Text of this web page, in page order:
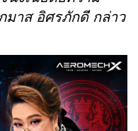
มาส อิศรภักดี กล่าว